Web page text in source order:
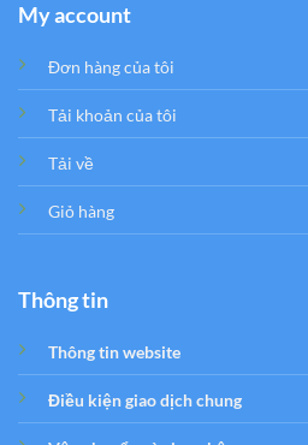
My account
Đơn hàng của tôi
Tải khoản của tôi
Tải về
Giỏ hàng
Thông tin
Thông tin website
Điều kiện giao dịch chung